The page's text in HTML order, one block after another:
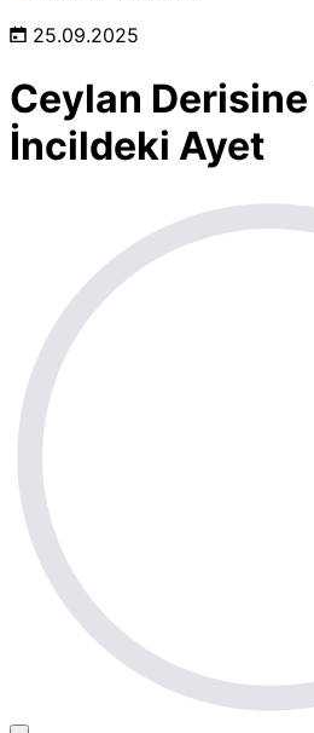
25.09.2025
Ceylan Derisine
İncildeki Ayet